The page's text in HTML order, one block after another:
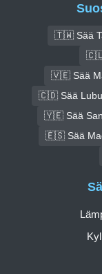
🇹🇼 Sää
🇨🇱
🇻🇪 Sää
🇨🇩 Sää
🇾🇪 Sää
🇪🇸 Sää